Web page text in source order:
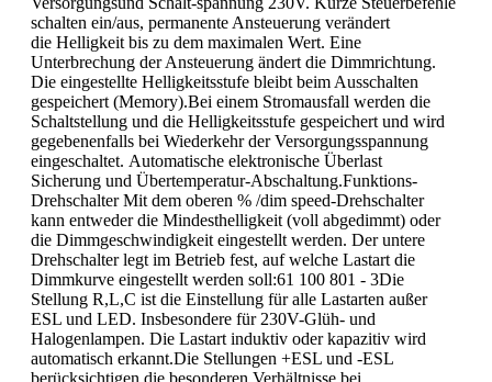
schalten ein/aus, permanente Ansteuerung verändert
die Helligkeit bis zu dem maximalen Wert. Eine
Unterbrechung der Ansteuerung ändert die Dimmrichtung.
Die eingestellte Helligkeitsstufe bleibt beim Ausschalten
gespeichert (Memory).Bei einem Stromausfall werden die
Schaltstellung und die Helligkeitsstufe gespeichert und wird
gegebenenfalls bei Wiederkehr der Versorgungsspannung
eingeschaltet. Automatische elektronische Überlast
Sicherung und Übertemperatur-Abschaltung.Funktions-
Drehschalter Mit dem oberen % /dim speed-Drehschalter
kann entweder die Mindesthelligkeit (voll abgedimmt) oder
die Dimmgeschwindigkeit eingestellt werden. Der untere
Drehschalter legt im Betrieb fest, auf welche Lastart die
Dimmkurve eingestellt werden soll:61 100 801 - 3Die
Stellung R,L,C ist die Einstellung für alle Lastarten außer
ESL und LED. Insbesondere für 230V-Glüh- und
Halogenlampen. Die Lastart induktiv oder kapazitiv wird
automatisch erkannt.Die Stellungen +ESL und -ESL